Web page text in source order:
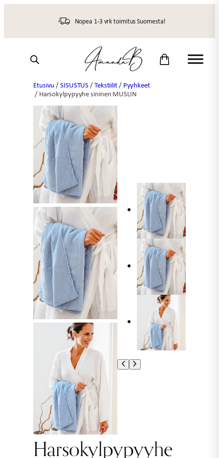
Nopea 1-3 vrk toimitus Suomesta!
Etusivu /SISUSTUS/Tekstiilit/ Pyyhkeet
/ Harsokylpypyyhe sininen MUSLIN
Harsokylpypyyhe